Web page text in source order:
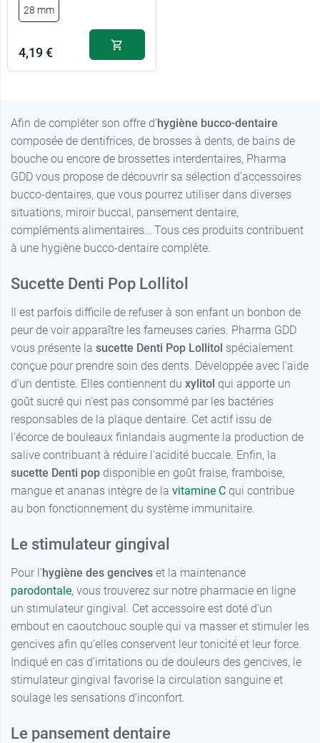
28 mm
4,19 €
16 mm 4,19 €
22 mm 4,19 €
28 mm 4,19 €
Afin de compléter son offre d’hygiène bucco-dentaire
composée de dentifrices, de brosses à dents, de bains de
bouche ou encore de brossettes interdentaires, Pharma
GDD vous propose de découvrir sa sélection d’accessoires
bucco-dentaires, que vous pourrez utiliser dans diverses
situations, miroir buccal, pansement dentaire,
compléments alimentaires… Tous ces produits contribuent
à une hygiène bucco-dentaire complète.
Sucette Denti Pop Lollitol
Il est parfois difficile de refuser à son enfant un bonbon de
peur de voir apparaître les fameuses caries. Pharma GDD
vous présente la sucette Denti Pop Lollitol spécialement
conçue pour prendre soin des dents. Développée avec l'aide
d'un dentiste. Elles contiennent du xylitol qui apporte un
goût sucré qui n'est pas consommé par les bactéries
responsables de la plaque dentaire. Cet actif issu de
l'écorce de bouleaux finlandais augmente la production de
salive contribuant à réduire l'acidité buccale. Enfin, la
sucette Denti pop disponible en goût fraise, framboise,
mangue et ananas intègre de la vitamine C qui contribue
au bon fonctionnement du système immunitaire.
Le stimulateur gingival
Pour l’hygiène des gencives et la maintenance
parodontale, vous trouverez sur notre pharmacie en ligne
un stimulateur gingival. Cet accessoire est doté d’un
embout en caoutchouc souple qui va masser et stimuler les
gencives afin qu’elles conservent leur tonicité et leur force.
Indiqué en cas d’irritations ou de douleurs des gencives, le
stimulateur gingival favorise la circulation sanguine et
soulage les sensations d’inconfort.
Le pansement dentaire